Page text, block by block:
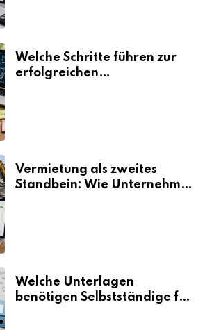
Welche Schritte führen zur
erfolgreichen
Vermietung als zweites
Standbein: Wie Unternehmen
Welche Unterlagen
benötigen Selbstständige für